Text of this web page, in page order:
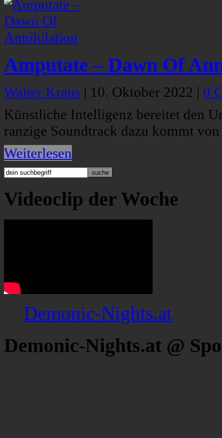
Amputate – Dawn Of
Walter Kraus | 10. Oktober 2022 | 0
Künstliche Intelligenz bereitet den
ranzige Soundtrack dazu kommt
Weiterlesen
Videoclip der Woche
Demonic-Nights.at
Demonic-Nights.at @